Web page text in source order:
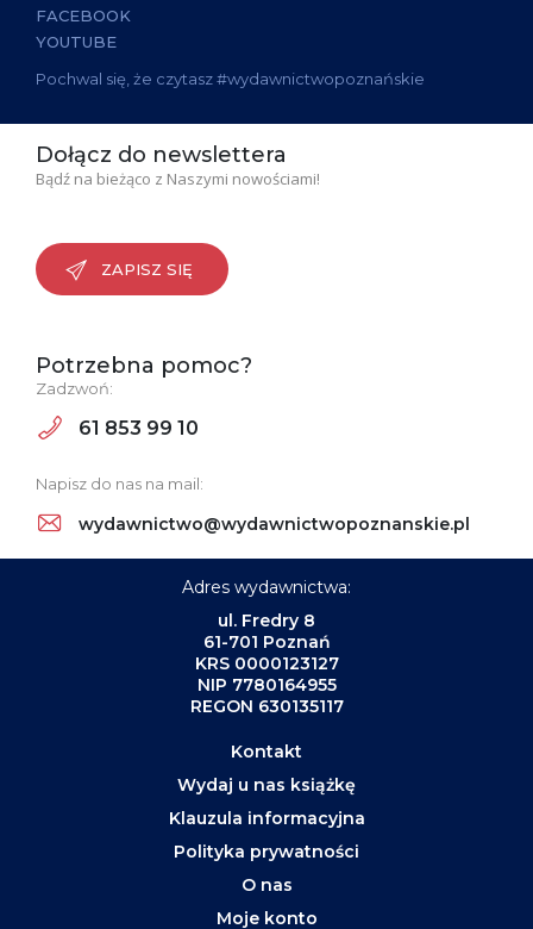
FACEBOOK
YOUTUBE
Pochwal się, że czytasz #wydawnictwopoznańskie
Dołącz do newslettera
Bądź na bieżąco z Naszymi nowościami!
ZAPISZ SIĘ
Potrzebna pomoc?
Zadzwoń:
61 853 99 10
Napisz do nas na mail:
wydawnictwo@wydawnictwopoznanskie.pl
Adres wydawnictwa:
ul. Fredry 8
61-701 Poznań
KRS 0000123127
NIP 7780164955
REGON 630135117
Kontakt
Wydaj u nas książkę
Klauzula informacyjna
Polityka prywatności
O nas
Moje konto